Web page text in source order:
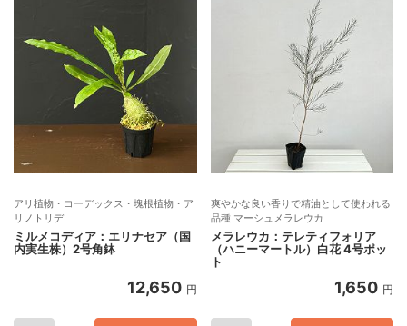
アリ植物・コーデックス・塊根植物・ア
リノトリデ
ミルメコディア：エリナセア（国
内実生株）2号角鉢
12,650 円
爽やかな良い香りで精油として使われる
品種 マーシュメラレウカ
メラレウカ：テレティフォリア
（ハニーマートル）白花 4号ポッ
ト
1,650 円